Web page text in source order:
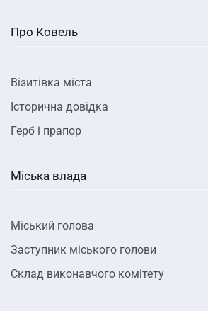
Про Ковель
Візитівка міста
Історична довідка
Герб і прапор
Міська влада
Міський голова
Заступник міського голови
Склад виконавчого комітету